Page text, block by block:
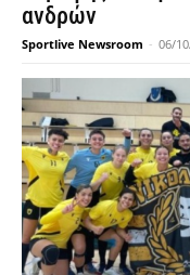
ανδρών
Sportlive Newsroom - 06/